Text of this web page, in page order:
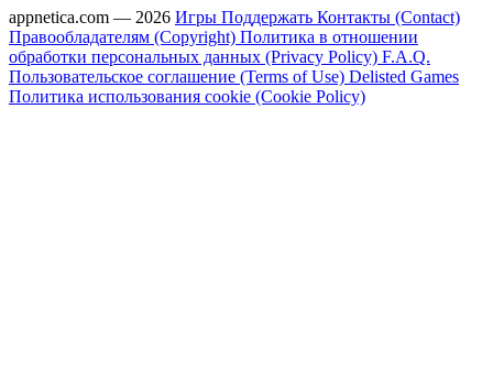
appnetica.com — 2026 Игры Поддержать Контакты (Contact)
Правообладателям (Copyright) Политика в отношении
обработки персональных данных (Privacy Policy) F.A.Q.
Пользовательское соглашение (Terms of Use) Delisted Games
Политика использования cookie (Cookie Policy)